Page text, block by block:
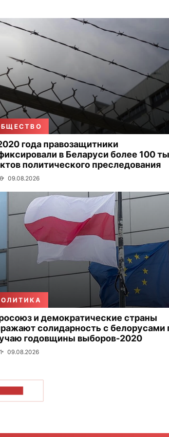
года правозащитники
в Беларуси более 100
политического преследования
09.08.2026
и демократические страны
солидарность с белорусами
годовщины выборов-2020
09.08.2026